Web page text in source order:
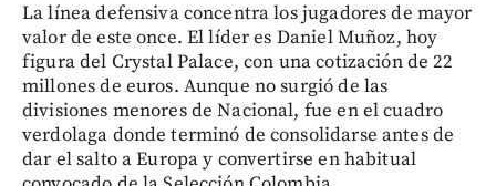
La línea defensiva concentra los jugadores de mayor
valor de este once. El líder es Daniel Muñoz, hoy
figura del Crystal Palace, con una cotización de 22
millones de euros. Aunque no surgió de las
divisiones menores de Nacional, fue en el cuadro
verdolaga donde terminó de consolidarse antes de
dar el salto a Europa y convertirse en habitual